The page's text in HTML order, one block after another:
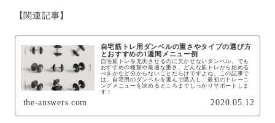
【関連記事】
自宅筋トレ用ダンベルの重さやタイプの選び方
とおすすめの1週間メニュー例
自宅筋トレを充実させるのに欠かせないダンベル。でも
おすすめの種類や最適な重さ、どんな筋トレから始める
べきかなど分からないことだらけですよね。この記事で
は、自宅用のダンベルを選んで購入し、最初のトレーニ
ングメニューを決めるところまでしっかりサポートしま
す！
the-answers.com 2020.05.12